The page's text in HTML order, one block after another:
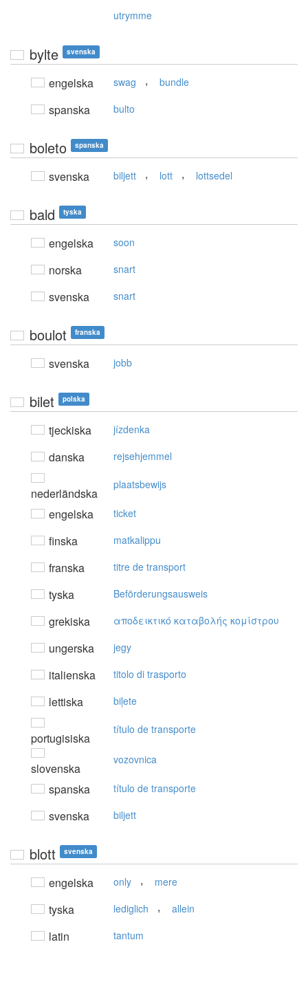
utrymme
bylte svenska
engelska swag , bundle
spanska bulto
boleto spanska
svenska biljett , lott , lottsedel
bald tyska
engelska soon
norska snart
svenska snart
boulot franska
svenska jobb
bilet polska
tjeckiska jízdenka
danska rejsehjemmel
nederländska
plaatsbewijs
engelska ticket
finska matkalippu
franska titre de transport
tyska Beförderungsausweis
grekiska απoδεικτικό καταβoλής κoμίστρoυ
ungerska jegy
italienska titolo di trasporto
lettiska biļete
portugisiska
título de transporte
slovenska
vozovnica
spanska título de transporte
svenska biljett
blott svenska
engelska only , mere
tyska lediglich , allein
latin tantum